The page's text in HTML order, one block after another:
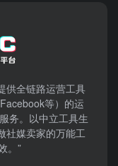
供全链路运营工具
等）​的运
务。以中立工具生
媒卖家的万能工
。”